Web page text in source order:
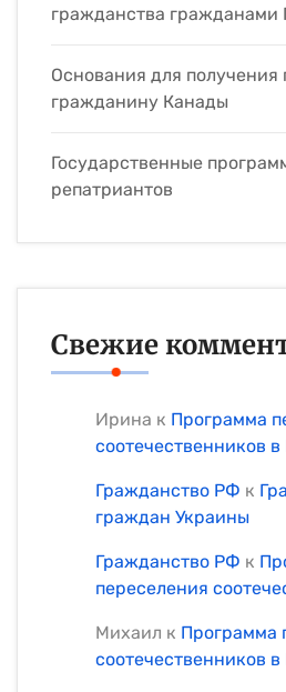
гражданства гражданами
Основания для
гражданину Канады
Государственные
репатриантов
Свежие
Ирина к Программа
соотечественников
Гражданство РФ к
граждан Украины
Гражданство РФ к
переселения
Михаил к Программа
соотечественников